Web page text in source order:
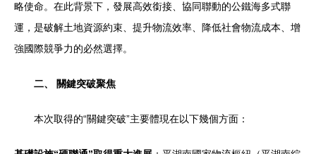
略使命。在此背景下，發展高效銜接、協同聯動的公鐵海多式聯
運，是破解土地資源約束、提升物流效率、降低社會物流成本、增
強國際競爭力的必然選擇。
二、 關鍵突破聚焦
本次取得的“關鍵突破”主要體現在以下幾個方面：